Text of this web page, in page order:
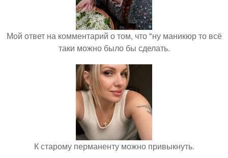
Мой ответ на комментарий о том, что "ну маникюр то всё
таки можно было бы сделать.
К старому перманенту можно привыкнуть.